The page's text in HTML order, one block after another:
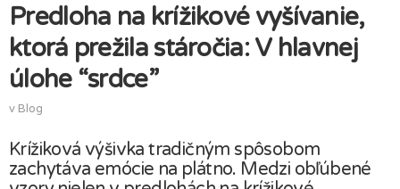
Predloha na krížikové vyšívanie,
ktorá prežila stáročia: V hlavnej
úlohe “srdce”
v Blog
Krížiková výšivka tradičným spôsobom
zachytáva emócie na plátno. Medzi obľúbené